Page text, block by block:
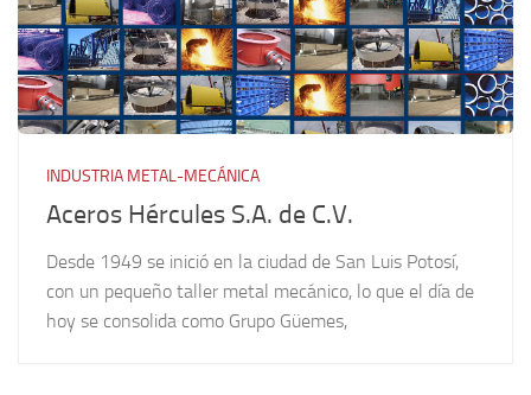
INDUSTRIA METAL-MECÁNICA
Aceros Hércules S.A. de C.V.
Desde 1949 se inició en la ciudad de San Luis Potosí,
con un pequeño taller metal mecánico, lo que el día de
hoy se consolida como Grupo Güemes,